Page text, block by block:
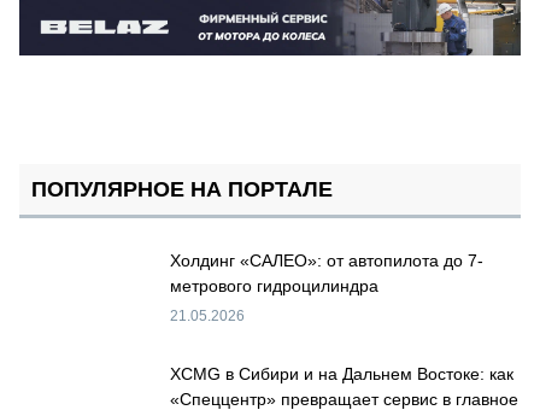
ПОПУЛЯРНОЕ НА ПОРТАЛЕ
Холдинг «САЛЕО»: от автопилота до 7-
метрового гидроцилиндра
21.05.2026
XCMG в Сибири и на Дальнем Востоке: как
«Спеццентр» превращает сервис в главное